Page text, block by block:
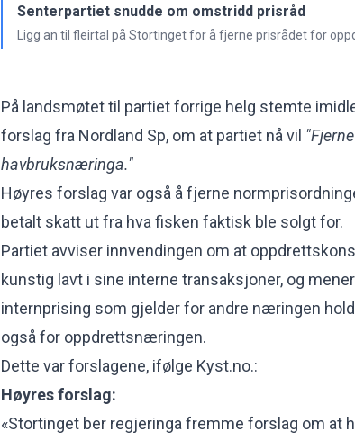
Senterpartiet snudde om omstridd prisråd
Ligg an til fleirtal på Stortinget for å fjerne prisrådet for
På landsmøtet til partiet forrige helg stemte
forslag fra Nordland Sp, om at partiet nå vil
havbruksnæringa."
Høyres forslag var også å fjerne
betalt skatt ut fra hva fisken faktisk ble solgt for.
Partiet avviser innvendingen om at
kunstig lavt i sine interne transaksjoner, og
internprising som gjelder for andre næringen
også for oppdrettsnæringen.
Dette var forslagene, ifølge Kyst.no.:
Høyres forslag:
«Stortinget ber regjeringa fremme forslag om at